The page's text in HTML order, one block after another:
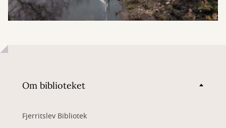
Om biblioteket
Fjerritslev Bibliotek